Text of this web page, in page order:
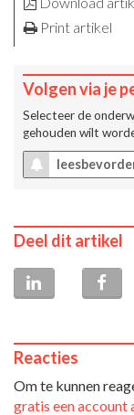
Print artikel
Volgen via je
Selecteer de
gehouden wilt
Deel dit artikel
Reacties
Om te kunnen
gratis een account